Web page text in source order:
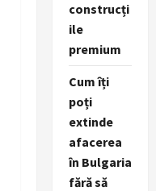
construcți
ile
premium
Cum îți
poți
extinde
afacerea
în Bulgaria
fără să